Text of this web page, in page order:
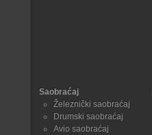
Saobraćaj
Železnički saobraćaj
Drumski saobraćaj
Avio saobraćaj